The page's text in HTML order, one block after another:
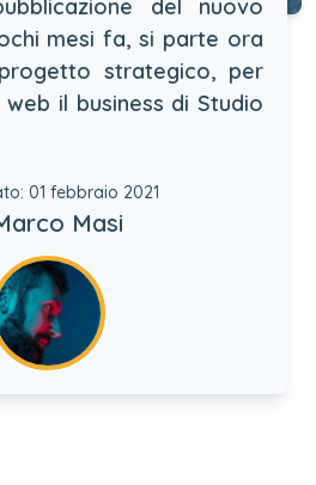
del nuovo
mesi fa, si parte ora
strategico, per
il business di Studio
01 febbraio 2021
Masi